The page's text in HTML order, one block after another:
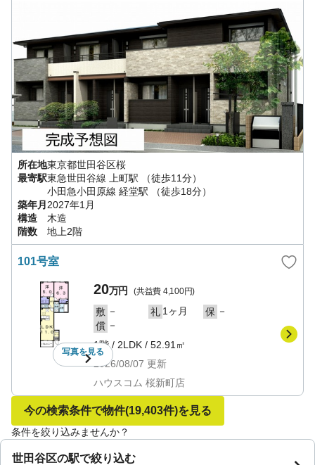
所在地東京都世田谷区桜
最寄駅東急世田谷線 上町駅
（徒歩11分）
小田急小田原線 経堂駅
（徒歩18分）
築年月 2027年1月
構造
木造
階数
地上2階
101号室
写真を見る
20万円 (共益費 4,100円)
敷 － 礼 1ヶ月 保 －
償 －
1階/ 2LDK / 52.91㎡
2026/08/07 更新
ハウスコム 桜新町店
今の検索条件で物件(19,403件)を見る
条件を絞り込みませんか？
世田谷区の駅で絞り込む